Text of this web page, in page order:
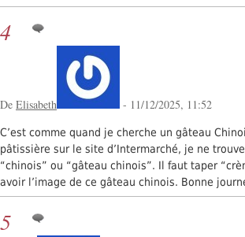
4
De Elisabeth - 11/12/2025, 11:52
C’est comme quand je cherche un gâteau
pâtissière sur le site d’Intermarché, je ne
“chinois” ou “gâteau chinois”. Il faut taper
avoir l’image de ce gâteau chinois. Bonne
5